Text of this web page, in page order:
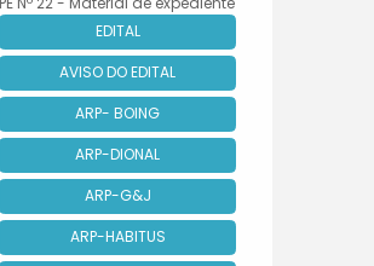
EDITAL
AVISO DO EDITAL
ARP- BOING
ARP-DIONAL
ARP-G&J
ARP-HABITUS